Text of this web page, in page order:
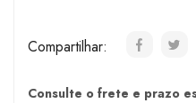
Compartilhar:
Consulte o frete e prazo